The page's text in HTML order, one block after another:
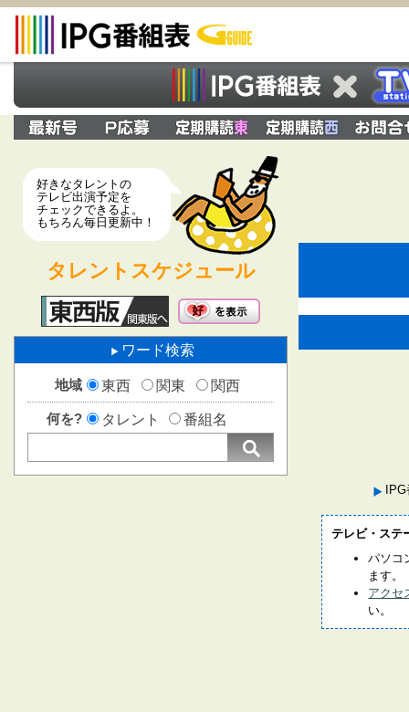
好きなタレントの
テレビ出演予定を
チェックできるよ。
もちろん毎日更新中！
タレントスケジュール
ワード検索
地域 東西 関東 関西
何を? タレント 番組名
テレビ・ステ
パソコ
ます。
アクセ
い。